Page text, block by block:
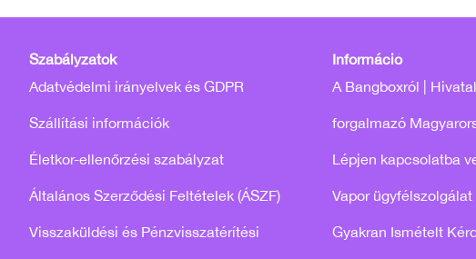
Szabályzatok
Adatvédelmi irányelvek és GDPR
Szállítási információk
Életkor-ellenőrzési szabályzat
Általános Szerződési Feltételek (ÁSZF)
Visszaküldési és Pénzvisszatérítési
Információ
A Bangboxról |
forgalmazó
Lépjen kapcsolatba
Vapor ügyfélszolgálat
Gyakran Ismételt